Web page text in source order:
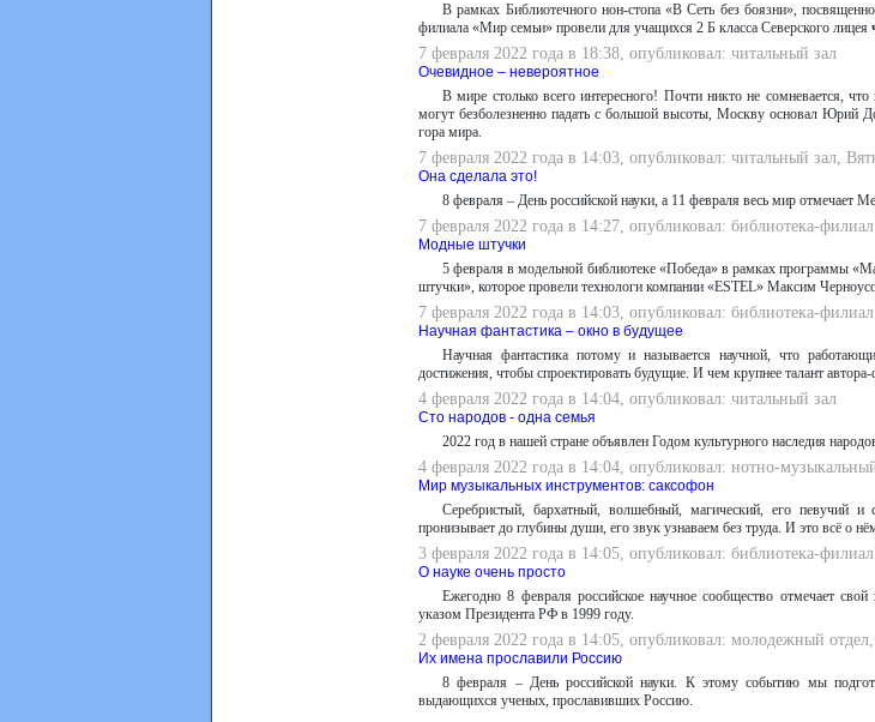
В рамках Библиотечного нон-стопа «В Сеть без боязни»,
филиала «Мир семьи» провели для учащихся 2 Б класса Северского лицея
7 февраля 2022 года в 18:38, опубликовал: читальный зал
Очевидное – невероятное
В мире столько всего интересного! Почти никто не сомневается,
могут безболезненно падать с большой высоты, Москву основал
гора мира.
7 февраля 2022 года в 14:03, опубликовал: читальный зал,
Она сделала это!
8 февраля – День российской науки, а 11 февраля весь мир отмечает
7 февраля 2022 года в 14:27, опубликовал: библиотека-
Модные штучки
5 февраля в модельной библиотеке «Победа» в рамках программы
штучки», которое провели технологи компании «ESTEL» Максим
7 февраля 2022 года в 14:03, опубликовал: библиотека-
Научная фантастика – окно в будущее
Научная фантастика потому и называется научной, что
достижения, чтобы спроектировать будущие. И чем крупнее талант
4 февраля 2022 года в 14:04, опубликовал: читальный зал
Сто народов - одна семья
2022 год в нашей стране объявлен Годом культурного наследия
4 февраля 2022 года в 14:04, опубликовал: нотно-
Мир музыкальных инструментов: саксофон
Серебристый, бархатный, волшебный, магический, его певучий
пронизывает до глубины души, его звук узнаваем без труда. И это всё о
3 февраля 2022 года в 14:05, опубликовал: библиотека-
О науке очень просто
Ежегодно 8 февраля российское научное сообщество отмечает
указом Президента РФ в 1999 году.
2 февраля 2022 года в 14:05, опубликовал: молодежный
Их имена прославили Россию
8 февраля – День российской науки. К этому событию мы
выдающихся ученых, прославивших Россию.